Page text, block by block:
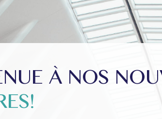
À NOS